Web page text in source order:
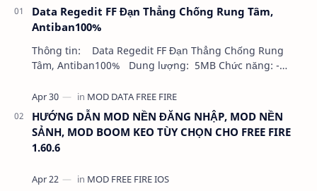
Data Regedit FF Đạn Thẳng Chống Rung Tâm,
Antiban100%
Thông tin: Data Regedit FF Đạn Thẳng Chống Rung
Tâm, Antiban100% Dung lượng: 5MB Chức năng: -
HƯỚNG DẪN MOD NỀN ĐĂNG NHẬP, MOD NỀN
SẢNH, MOD BOOM KEO TÙY CHỌN CHO FREE FIRE
1.60.6